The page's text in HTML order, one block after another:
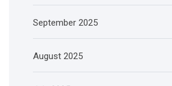
September 2025
August 2025